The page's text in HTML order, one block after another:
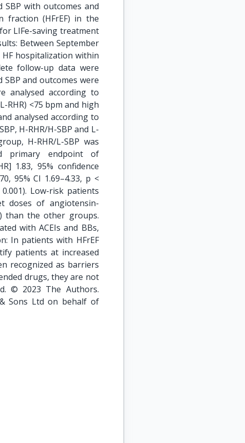
SBP with outcomes and
fraction (HFrEF) in the
LIFe-saving treatment
Between September
HF hospitalization within
follow-up data were
and outcomes were
analysed according to
RHR) <75 bpm and high
analysed according to
H-RHR/H-SBP and L-
H-RHR/L-SBP was
primary endpoint of
1.83, 95% confidence
95% CI 1.69–4.33, p <
Low-risk patients
doses of angiotensin-
than the other groups.
with ACEIs and BBs,
In patients with HFrEF
patients at increased
recognized as barriers
drugs, they are not
© 2023 The Authors.
Sons Ltd on behalf of